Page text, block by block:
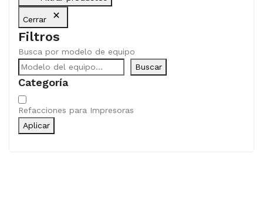
Cerrar
Filtros
Busca por modelo de equipo
Buscar
Categoría
Categoría
Refacciones para Impresoras
Aplicar